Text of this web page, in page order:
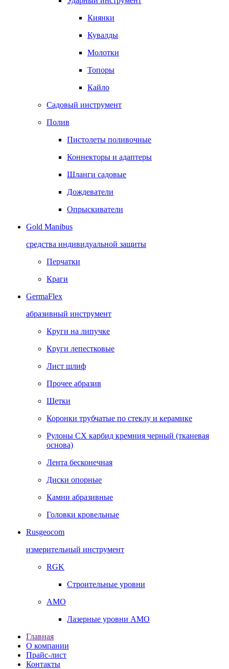
Киянки
Кувалды
Молотки
Топоры
Кайло
Садовый инструмент
Полив
Пистолеты поливочные
Коннекторы и адаптеры
Шланги садовые
Дождеватели
Опрыскиватели
Gold Manibus
средства индивидуальной защиты
Перчатки
Краги
GermaFlex
абразивный инструмент
Круги на липучке
Круги лепестковые
Лист шлиф
Прочее абразив
Щетки
Коронки трубчатые по стеклу и керамике
Рулоны CX карбид кремния черный (тканевая
основа)
Лента бесконечная
Диски опорные
Камни абразивные
Головки кровельные
Rusgeocom
измерительный инструмент
RGK
Строительные уровни
AMO
Лазерные уровни AMO
Главная
О компании
Прайс-лист
Контакты